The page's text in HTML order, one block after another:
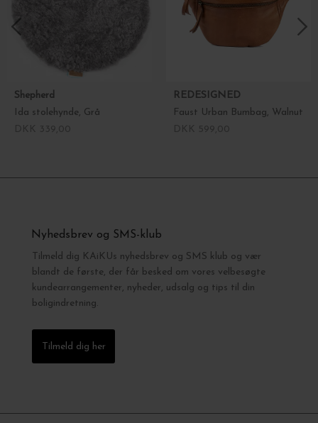
Shepherd
Ida stolehynde, Grå
REDESIGNED
Faust Urban Bumbag, Walnut
Nyhedsbrev og SMS-klub
Tilmeld dig KAiKUs nyhedsbrev og SMS klub og vær
blandt de første, der får besked om vores velbesøgte
kundearrangementer, nyheder, udsalg og tips til din
boligindretning.
Tilmeld dig her